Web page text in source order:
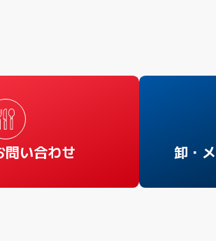
問い合わせ 卸・